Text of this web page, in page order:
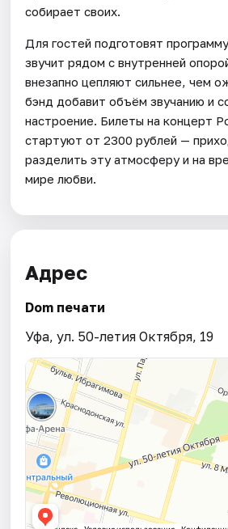
собирает своих.
Для гостей подготовят
звучит рядом с внутренней
внезапно цепляют сильнее, чем
бэнд добавит объём звучанию и
настроение. Билеты на концерт
стартуют от 2300 рублей —
разделить эту атмосферу и на
мире любви.
Адрес
Dom печати
Уфа, ул. 50-летия Октября, 19